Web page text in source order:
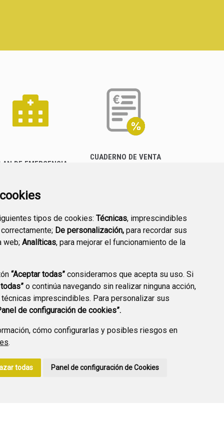
tipos de cookies: Técnicas, imprescindibles
De personalización, para recordar sus
web; Analíticas, para mejorar el funcionamiento de la
“Aceptar todas” consideramos que acepta su uso. Si
o continúa navegando sin realizar ninguna acción,
imprescindibles. Para personalizar sus
de configuración de cookies”.
cómo configurarlas y posibles riesgos en
.
todas Panel de configuración de Cookies
DE EMERGENCIA
CUADERNO DE VENTA
PREGUNTAS
FRECUENTES
PLAN DE ACCIÓN LOCAL
2030